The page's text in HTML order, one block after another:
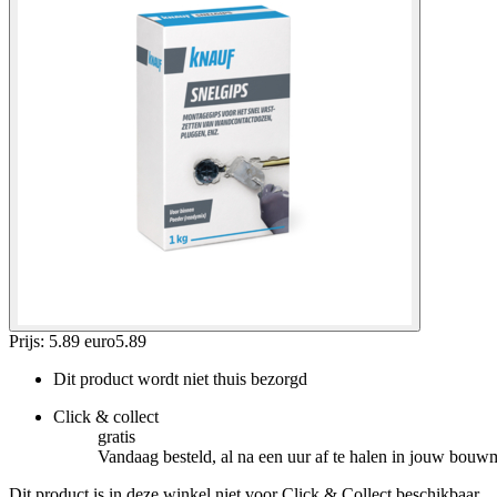
Prijs: 5.89 euro5.89
Dit product wordt niet thuis bezorgd
Click & collect
gratis
Vandaag besteld, al na een uur af te halen in jouw